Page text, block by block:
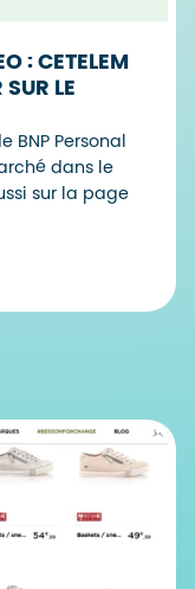
: CETELEM
LE
Personal
dans le
sur la page